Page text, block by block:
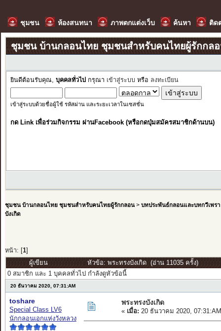
ชุมชน ห้องสนทนา ภาพตกแต่งเว็บ ค้นหา ติด
ชุมชน บ้านกลอนไทย ชุมชนสำหรับคนไทยผู้รักกล
ยินดีต้อนรับคุณ, บุคคลทั่วไป กรุณา เข้าสู่ระบบ หรือ ลงทะเบียน
เข้าสู่ระบบด้วยชื่อผู้ใช้ รหัสผ่าน และระยะเวลาในเซสชั่น
กด Link เพื่อร่วมกิจกรรม ผ่านFacebook (หรือกดปุ่มสมัครสมาชิกด้านบน)
ชุมชน บ้านกลอนไทย ชุมชนสำหรับคนไทยผู้รักกลอน> บทประพันธ์กลอนและบทกวีเพรา
บังเกิด
หน้า: [ 1]
ผู้เขียน
หัวข้อ: พระทรงบังเกิด (อ่าน 11035 ครั้ง)
0 สมาชิก และ 1 บุคคลทั่วไป กำลังดูหัวข้อนี้
20 ธันวาคม 2020, 07:31:AM
toshare
Special Class LV6
นักกลอนเอกแห่งวังหลวง
พระทรงบังเกิด
« เมื่อ: 20 ธันวาคม 2020,